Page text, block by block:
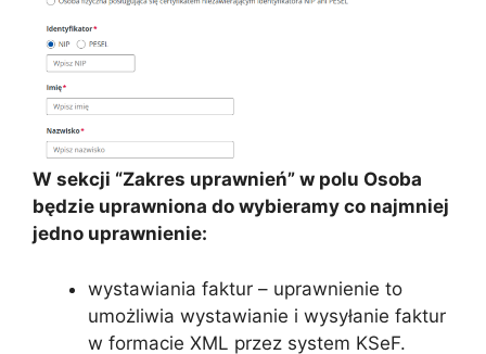
W sekcji “Zakres uprawnień” w polu Osoba
będzie uprawniona do wybieramy co najmniej
jedno uprawnienie:
wystawiania faktur – uprawnienie to
umożliwia wystawianie i wysyłanie faktur
w formacie XML przez system KSeF.